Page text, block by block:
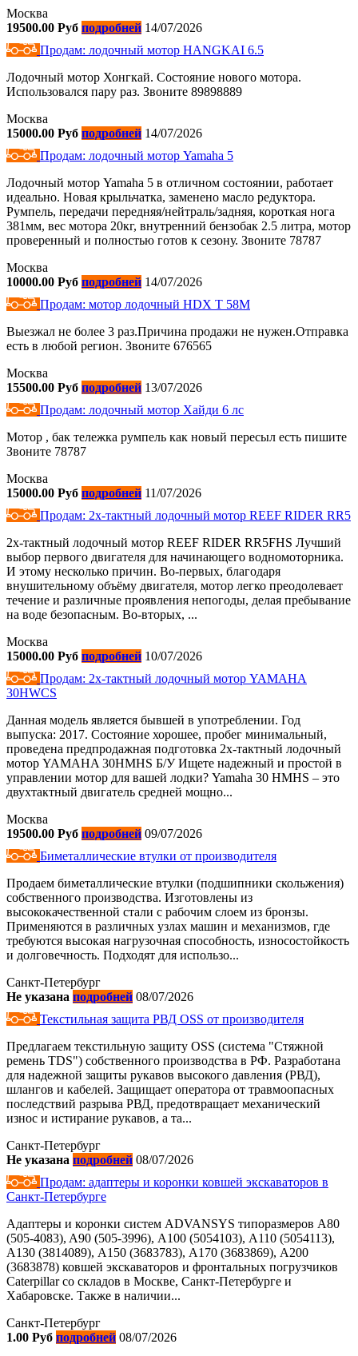
Москва
19500.00 Руб подробней 14/07/2026
Продам: лодочный мотор HANGKAI 6.5
Лодочный мотор Хонгкай. Состояние нового мотора.
Использовался пару раз. Звоните 89898889
Москва
15000.00 Руб подробней 14/07/2026
Продам: лодочный мотор Yamaha 5
Лодочный мотор Yamaha 5 в отличном состоянии, работает
идеально. Новая крыльчатка, заменено масло редуктора.
Румпель, передачи передняя/нейтраль/задняя, короткая нога
381мм, вес мотора 20кг, внутренний бензобак 2.5 литра, мотор
проверенный и полностью готов к сезону. Звоните 78787
Москва
10000.00 Руб подробней 14/07/2026
Продам: мотор лодочный HDX T 58M
Выезжал не более 3 раз.Причина продажи не нужен.Отправка
есть в любой регион. Звоните 676565
Москва
15500.00 Руб подробней 13/07/2026
Продам: лодочный мотор Хайди 6 лс
Мотор , бак тележка румпель как новый пересыл есть пишите
Звоните 78787
Москва
15000.00 Руб подробней 11/07/2026
Продам: 2х-тактный лодочный мотор REEF RIDER RR5
2х-тактный лодочный мотор REEF RIDER RR5FHS Лучший
выбор первого двигателя для начинающего водномоторника.
И этому несколько причин. Во-первых, благодаря
внушительному объёму двигателя, мотор легко преодолевает
течение и различные проявления непогоды, делая пребывание
на воде безопасным. Во-вторых, ...
Москва
15000.00 Руб подробней 10/07/2026
Продам: 2х-тактный лодочный мотор YAMAHA
30HWCS
Данная модель является бывшей в употреблении. Год
выпуска: 2017. Состояние хорошее, пробег минимальный,
проведена предпродажная подготовка 2х-тактный лодочный
мотор YAMAHA 30HMHS Б/У Ищете надежный и простой в
управлении мотор для вашей лодки? Yamaha 30 HMHS – это
двухтактный двигатель средней мощно...
Москва
19500.00 Руб подробней 09/07/2026
Биметаллические втулки от производителя
Продаем биметаллические втулки (подшипники скольжения)
собственного производства. Изготовлены из
высококачественной стали с рабочим слоем из бронзы.
Применяются в различных узлах машин и механизмов, где
требуются высокая нагрузочная способность, износостойкость
и долговечность. Подходят для использо...
Санкт-Петербург
Не указана подробней 08/07/2026
Текстильная защита РВД OSS от производителя
Предлагаем текстильную защиту OSS (система "Стяжной
ремень TDS") собственного производства в РФ. Разработана
для надежной защиты рукавов высокого давления (РВД),
шлангов и кабелей. Защищает оператора от травмоопасных
последствий разрыва РВД, предотвращает механический
износ и истирание рукавов, а та...
Санкт-Петербург
Не указана подробней 08/07/2026
Продам: адаптеры и коронки ковшей экскаваторов в
Санкт-Петербурге
Адаптеры и коронки систем ADVANSYS типоразмеров A80
(505-4083), A90 (505-3996), А100 (5054103), А110 (5054113),
А130 (3814089), A150 (3683783), А170 (3683869), А200
(3683878) ковшей экскаваторов и фронтальных погрузчиков
Caterpillar со складов в Москве, Санкт-Петербурге и
Хабаровске. Также в наличии...
Санкт-Петербург
1.00 Руб подробней 08/07/2026